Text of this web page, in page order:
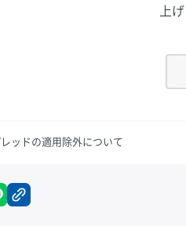
上げ
ッドの適用除外について
facebook